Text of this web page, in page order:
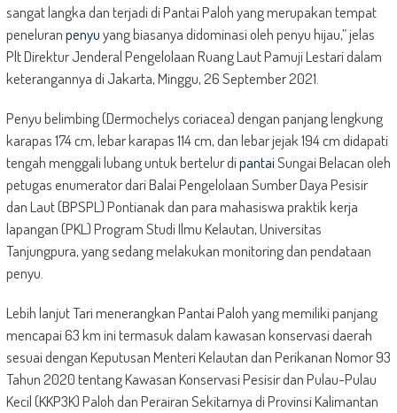
sangat langka dan terjadi di Pantai Paloh yang merupakan tempat
peneluranpenyuyang biasanya didominasi oleh penyu hijau,” jelas
Plt Direktur Jenderal Pengelolaan Ruang Laut Pamuji Lestari dalam
keterangannya di Jakarta, Minggu, 26 September 2021.
Penyu belimbing (Dermochelys coriacea) dengan panjang lengkung
karapas 174 cm, lebar karapas 114 cm, dan lebar jejak 194 cm didapati
tengah menggali lubang untuk bertelur dipantaiSungai Belacan oleh
petugas enumerator dari Balai Pengelolaan Sumber Daya Pesisir
dan Laut (BPSPL) Pontianak dan para mahasiswa praktik kerja
lapangan (PKL) Program Studi Ilmu Kelautan, Universitas
Tanjungpura, yang sedang melakukan monitoring dan pendataan
penyu.
Lebih lanjut Tari menerangkan Pantai Paloh yang memiliki panjang
mencapai 63 km ini termasuk dalam kawasan konservasi daerah
sesuai dengan Keputusan Menteri Kelautan dan Perikanan Nomor 93
Tahun 2020 tentang Kawasan Konservasi Pesisir dan Pulau-Pulau
Kecil (KKP3K) Paloh dan Perairan Sekitarnya di Provinsi Kalimantan